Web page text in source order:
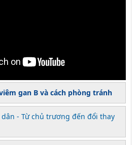
gan B và cách phòng tránh
dân - Từ chủ trương đến đổi thay